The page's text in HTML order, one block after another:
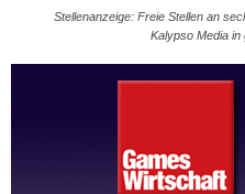
Stellenanzeige: Freie Stellen an
Kalypso Media